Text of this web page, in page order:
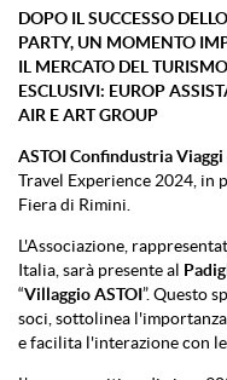
DOPO IL SUCCESSO
PARTY, UN MOMENTO
IL MERCATO DEL
ESCLUSIVI: EUROP
AIR E ART GROUP
ASTOI Confindustria Viaggi
Travel Experience 2024, in
Fiera di Rimini.
L'Associazione,
Italia, sarà presente al
“Villaggio ASTOI”. Questo
soci, sottolinea
e facilita l'interazione con